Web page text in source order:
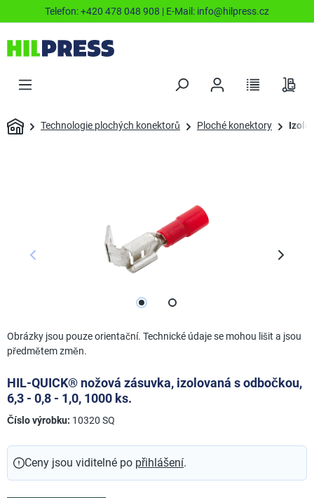
Telefon:+420 478 048 908 | E-Mail: info@hilpress.cz
Technologie plochých konektorů Ploché konektory
Obrázky jsou pouze orientační. Technické údaje se mohou lišit a jsou
předmětem změn.
HIL-QUICK® nožová zásuvka, izolovaná s odbočkou,
6,3 - 0,8 - 1,0, 1000 ks.
Číslo výrobku: 10320 SQ
Ceny jsou viditelné po přihlášení.